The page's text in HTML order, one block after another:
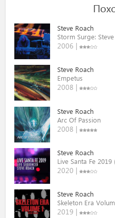
Steve Roach
Storm Surge:
2006 |
Steve Roach
Empetus
2008 |
Steve Roach
Arc Of Passion
2008 |
Steve Roach
Live Santa Fe
2020 |
Steve Roach
Skeleton Era
2019 |